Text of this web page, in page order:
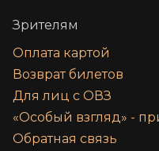
Зрителям
Оплата картой
Возврат билетов
Для лиц с ОВЗ
«‎Особый взгляд» -
Обратная связь